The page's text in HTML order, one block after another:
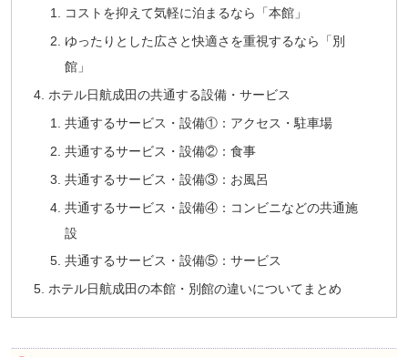
コストを抑えて気軽に泊まるなら「本館」
ゆったりとした広さと快適さを重視するなら「別
館」
ホテル日航成田の共通する設備・サービス
共通するサービス・設備①：アクセス・駐車場
共通するサービス・設備②：食事
共通するサービス・設備③：お風呂
共通するサービス・設備④：コンビニなどの共通施
設
共通するサービス・設備⑤：サービス
ホテル日航成田の本館・別館の違いについてまとめ